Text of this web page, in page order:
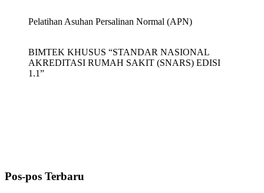
Pelatihan Asuhan Persalinan Normal (APN)
BIMTEK KHUSUS “STANDAR NASIONAL
AKREDITASI RUMAH SAKIT (SNARS) EDISI
1.1”
Pos-pos Terbaru